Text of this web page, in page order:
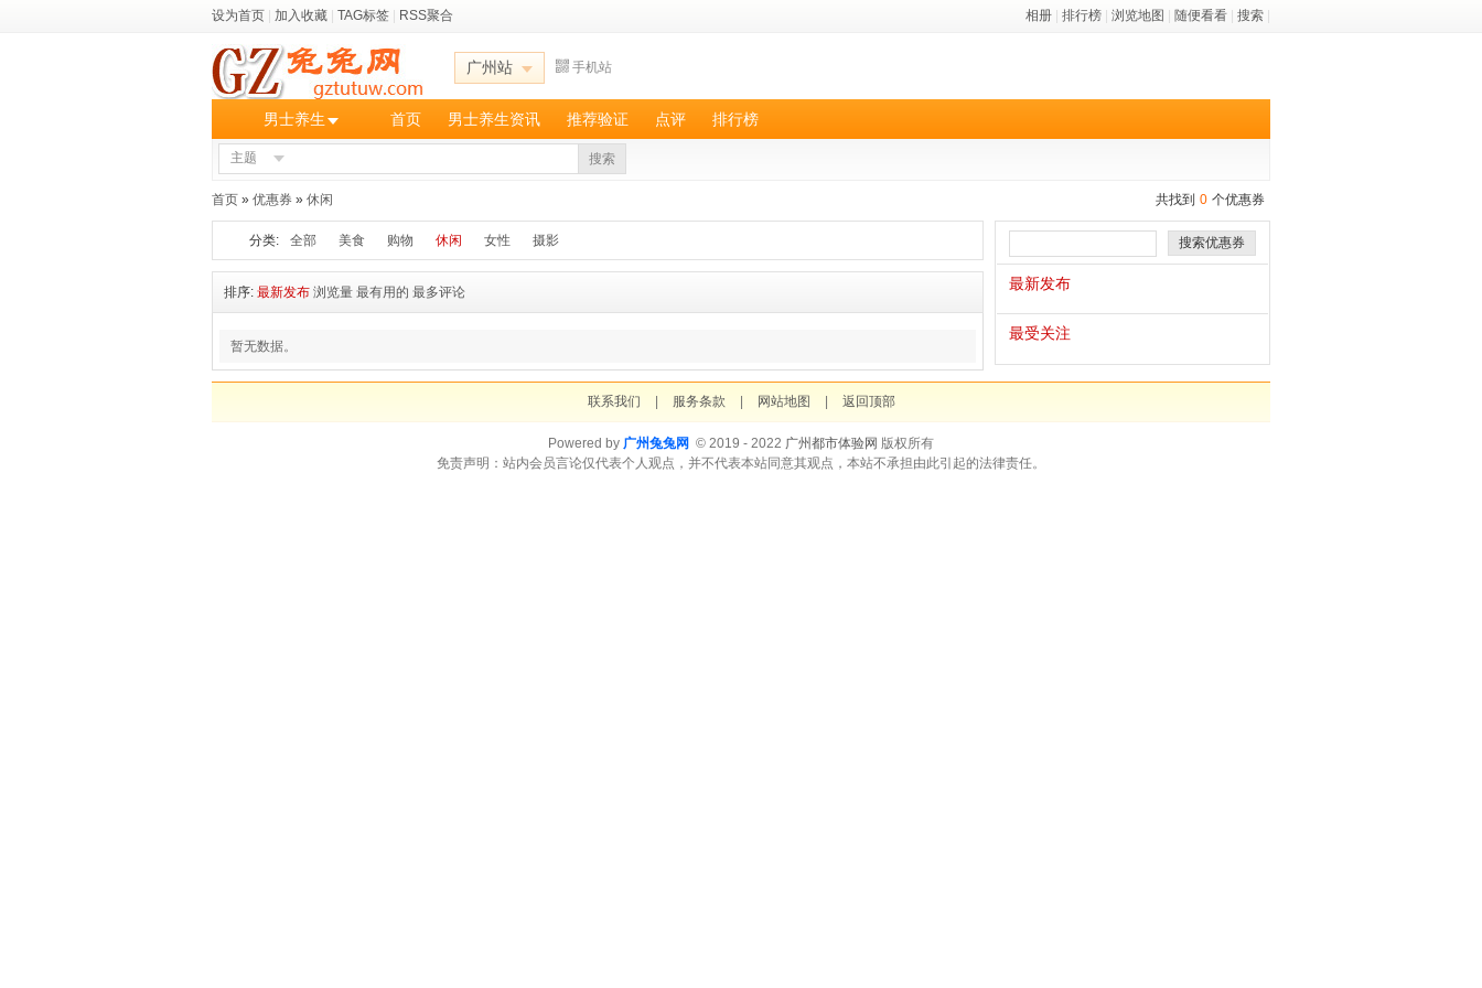
设为首页 加入收藏 TAG标签 RSS聚合 相册 排行榜 浏览地图 随便看看 搜索
广州站 手机站
男士养生 首页 男士养生资讯 推荐验证 点评 排行榜
主题 搜索
共找到 0 个优惠券
首页 » 优惠券 » 休闲
分类: 全部 美食 购物 休闲 女性 摄影
排序: 最新发布 浏览量 最有用的 最多评论
暂无数据。
搜索优惠券
最新发布
最受关注
联系我们 服务条款 网站地图 返回顶部
Powered by 广州兔兔网 © 2019 - 2022 广州都市体验网 版权所有
免责声明：站内会员言论仅代表个人观点，并不代表本站同意其观点，本站不承担由此引起的法律责任。